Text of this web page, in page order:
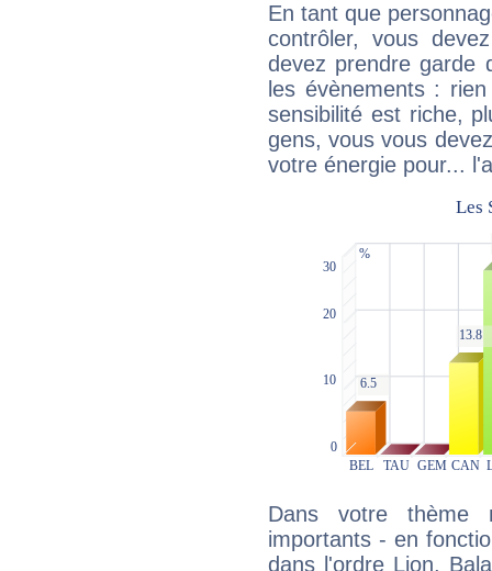
En tant que
contrôler, vous
devez prendre garde
les évènements :
sensibilité est riche,
gens, vous vous
votre énergie pour...
Dans votre thème
importants - en
dans l'ordre Lion,